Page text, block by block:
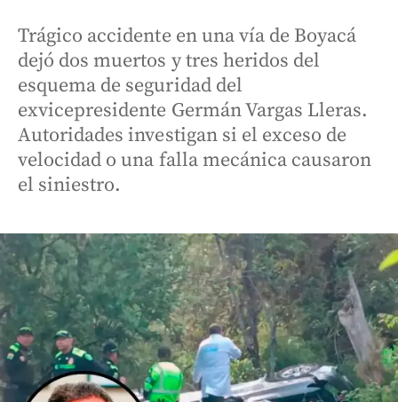
Trágico accidente en una vía de Boyacá
dejó dos muertos y tres heridos del
esquema de seguridad del
exvicepresidente Germán Vargas Lleras.
Autoridades investigan si el exceso de
velocidad o una falla mecánica causaron
el siniestro.